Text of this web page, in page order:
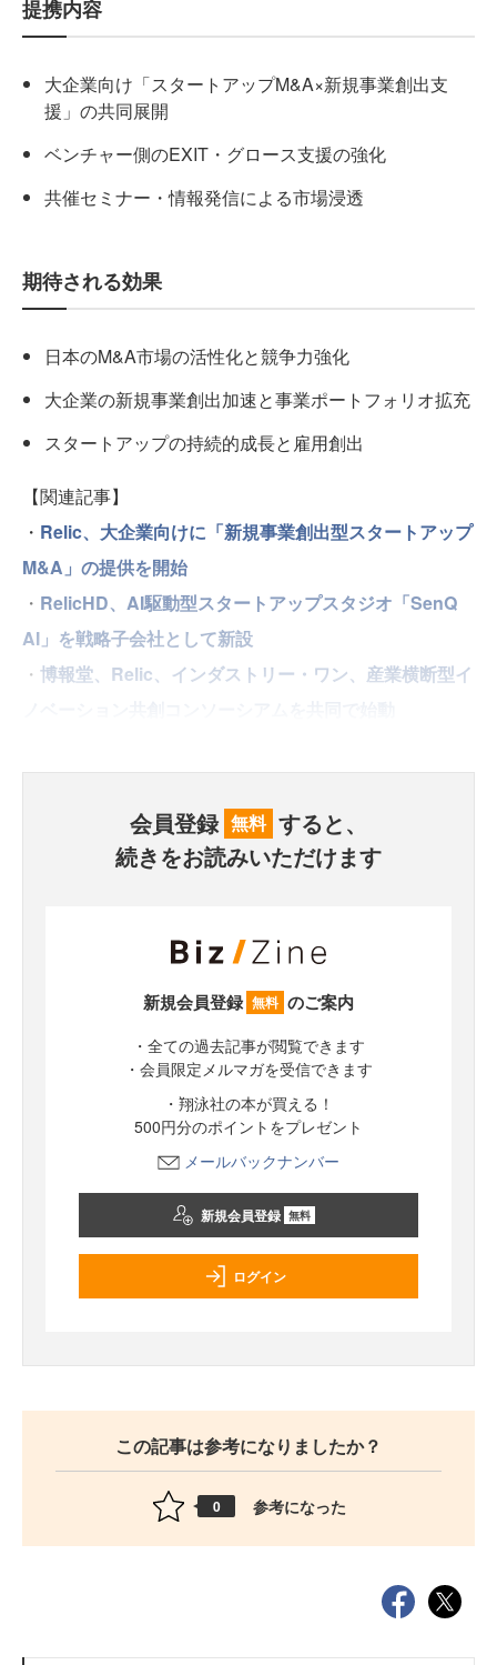
提携内容
大企業向け「スタートアップM&A×新規事業創出支
援」の共同展開
ベンチャー側のEXIT・グロース支援の強化
共催セミナー・情報発信による市場浸透
期待される効果
日本のM&A市場の活性化と競争力強化
大企業の新規事業創出加速と事業ポートフォリオ拡充
スタートアップの持続的成長と雇用創出
【関連記事】
・ Relic、大企業向けに「新規事業創出型スタートアップ
M&A」の提供を開始
・ RelicHD、AI駆動型スタートアップスタジオ「SenQ
AI」を戦略子会社として新設
・ 博報堂、Relic、インダストリー・ワン、産業横断型イ
会員登録 無料 すると、
続きをお読みいただけます
新規会員登録 無料 のご案内
・全ての過去記事が閲覧できます
・会員限定メルマガを受信できます
・翔泳社の本が買える！
500円分のポイントをプレゼント
メールバックナンバー
新規会員登録 無料
ログイン
この記事は参考になりましたか？
0 参考になった